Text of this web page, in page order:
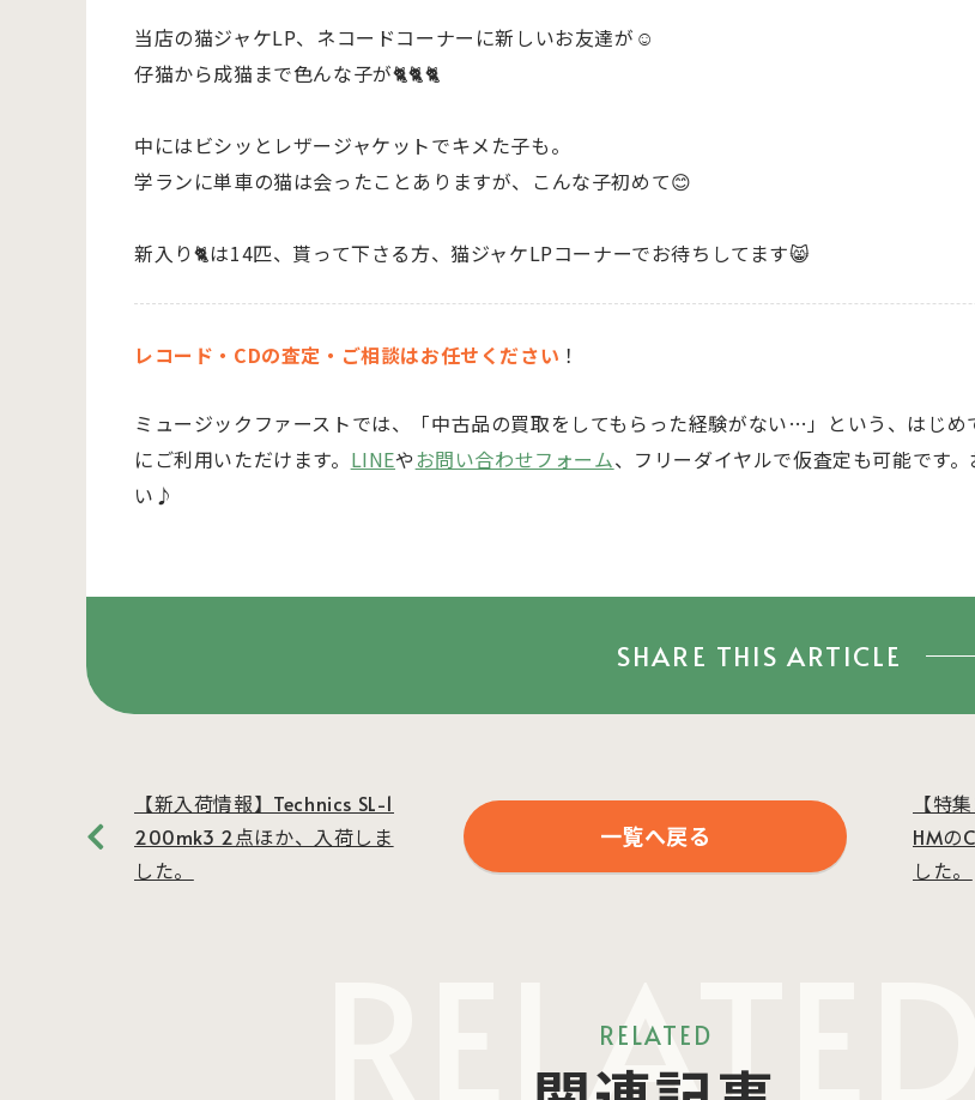
当店の猫ジャケLP、ネコードコーナーに新しいお友達が☺️
仔猫から成猫まで色んな子が🐈🐈🐈
中にはビシッとレザージャケットでキメた子も。
学ランに単車の猫は会ったことありますが、こんな子初めて😊
新入り🐈は14匹、貰って下さる方、猫ジャケLPコーナーでお待ちしてます😸
レコード・CDの査定・ご相談はお任せください ！
ミュージックファーストでは、「中古品の買取をしてもらった経験がない…」という、はじめ
にご利用いただけます。 LINEやお問い合わせフォーム、フリーダイヤルで仮査定も可能です
い♪
SHARE THIS ARTICLE
【新入荷情報】Technics SL-1
200mk3 2点ほか、入荷しま
した。
一覧へ戻る
【特
HMの
した。
RELATED
RELATED